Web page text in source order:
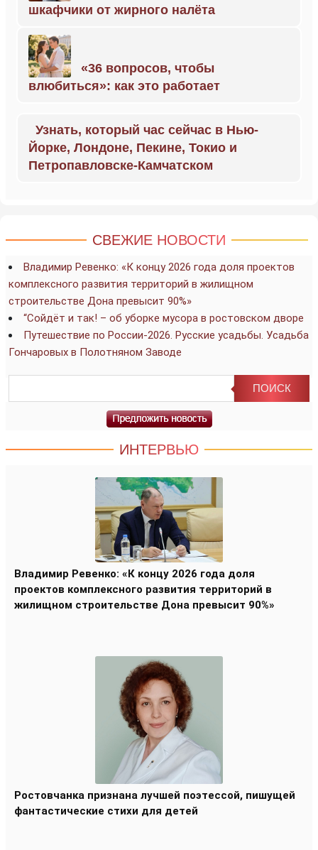
шкафчики от жирного налёта
«36 вопросов, чтобы
влюбиться»: как это работает
Узнать, который час сейчас в Нью-
Йорке, Лондоне, Пекине, Токио и
Петропавловске-Камчатском
СВЕЖИЕ НОВОСТИ
Владимир Ревенко: «К концу 2026 года доля проектов
комплексного развития территорий в жилищном
строительстве Дона превысит 90%»
“Сойдёт и так! – об уборке мусора в ростовском дворе
Путешествие по России-2026. Русские усадьбы. Усадьба
Гончаровых в Полотняном Заводе
ИНТЕРВЬЮ
Владимир Ревенко: «К концу 2026 года доля
проектов комплексного развития территорий в
жилищном строительстве Дона превысит 90%»
Ростовчанка признана лучшей поэтессой, пишущей
фантастические стихи для детей